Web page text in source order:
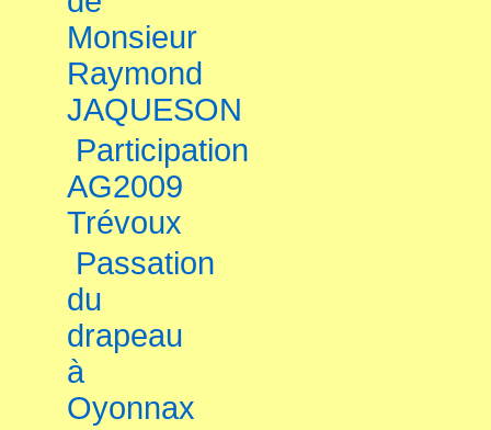
Monsieur
Raymond
JAQUESON
Participation
AG2009
Trévoux
Passation
du
drapeau
à
Oyonnax